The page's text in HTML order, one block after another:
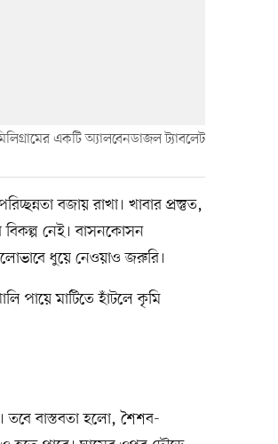
একটি অ্যালবেনডাজল ট্যাবলেট
বজায় রাখা। খাবার প্রস্তুত,
নেই। বাসনকোসন
ধুয়ে নেওয়াও জরুরি।
পায়ে মাটিতে হাঁটলে কৃমি
তবে বাস্তবতা হলো, শৈশব-